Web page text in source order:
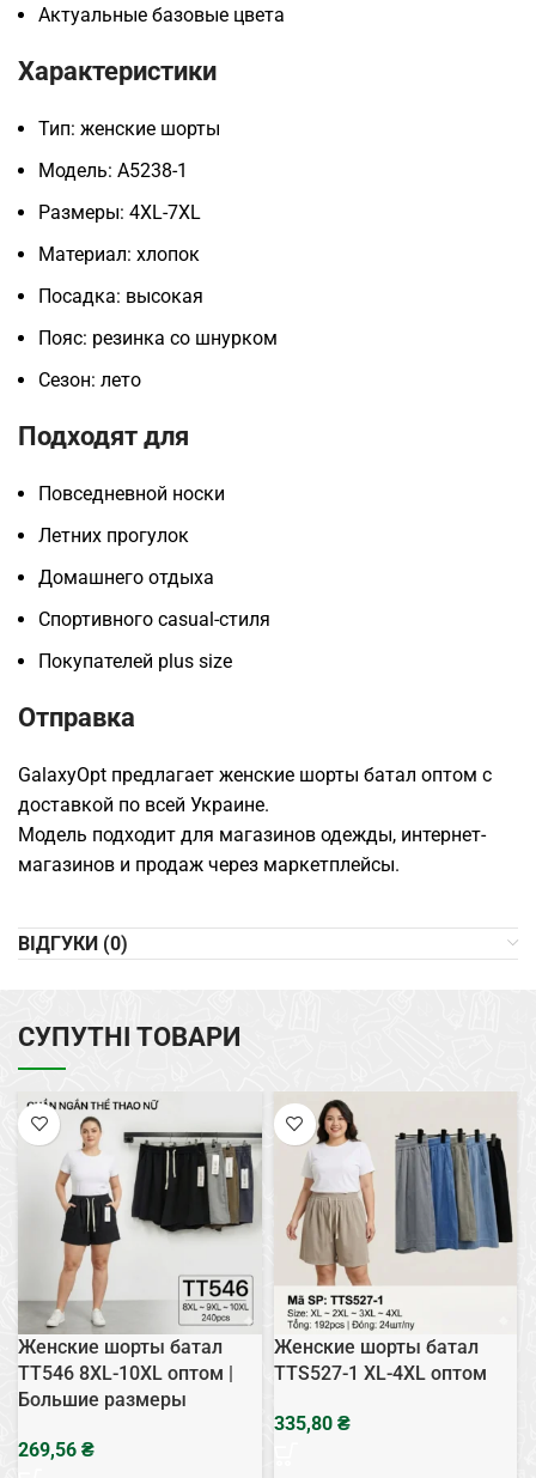
Актуальные базовые цвета
Характеристики
Тип: женские шорты
Модель: A5238-1
Размеры: 4XL-7XL
Материал: хлопок
Посадка: высокая
Пояс: резинка со шнурком
Сезон: лето
Подходят для
Повседневной носки
Летних прогулок
Домашнего отдыха
Спортивного casual-стиля
Покупателей plus size
Отправка
GalaxyOpt предлагает женские шорты батал оптом с
доставкой по всей Украине.
Модель подходит для магазинов одежды, интернет-
магазинов и продаж через маркетплейсы.
ВІДГУКИ (0)
СУПУТНІ ТОВАРИ
Женские шорты батал
TT546 8XL-10XL оптом |
Большие размеры
₴
Женские шорты батал
TTS527-1 XL-4XL оптом
₴